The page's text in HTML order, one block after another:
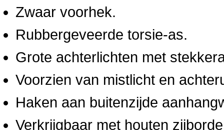
Zwaar voorhek.
Rubbergeveerde torsie-as.
Grote achterlichten met
Voorzien van mistlicht en
Haken aan buitenzijde
Verkrijgbaar met houten